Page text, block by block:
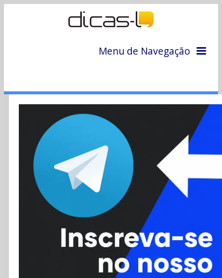
Menu de Navegação
Colunas
Colaboradores
Cursos
Enviar Dica